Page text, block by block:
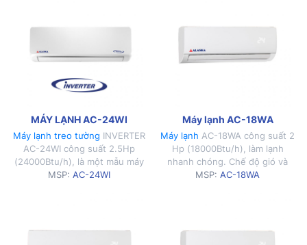
MÁY LẠNH AC-24WI
Máy lạnh treo tường INVERTER
AC-24WI công suất 2.5Hp
(24000Btu/h), là một mẫu máy
lạnh hiện đại với thiết kế đẹp
MSP:AC-24WI
Máy lạnh AC-18WA
Máy lạnh AC-18WA công suất 2
Hp (18000Btu/h), làm lạnh
nhanh chóng. Chế độ gió và
hoạt động đa dạng.
MSP:AC-18WA